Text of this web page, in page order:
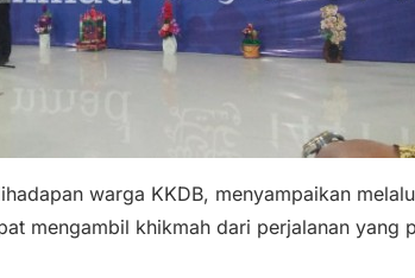
warga KKDB, menyampaikan
mengambil khikmah dari perjalanan yang